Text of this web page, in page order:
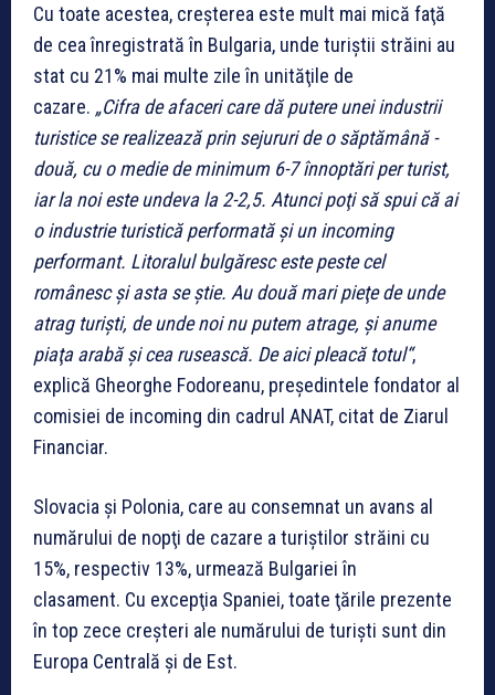
Cu toate acestea, creşterea este mult mai mică faţă
de cea înregistrată în Bulgaria, unde turiştii străini au
stat cu 21% mai multe zile în unităţile de
cazare. „Cifra de afaceri care dă putere unei industrii
turistice se realizează prin sejururi de o săptămână -
două, cu o medie de minimum 6-7 înnoptări per turist,
iar la noi este undeva la 2-2,5. Atunci poţi să spui că ai
o industrie turistică performată şi un incoming
performant. Litoralul bulgăresc este peste cel
românesc şi asta se ştie. Au două mari pieţe de unde
atrag turişti, de unde noi nu putem atrage, şi anume
piaţa arabă şi cea rusească. De aici pleacă totul“,
explică Gheorghe Fodoreanu, preşedintele fondator al
comisiei de incoming din cadrul ANAT, citat de Ziarul
Financiar.
Slovacia şi Polonia, care au consemnat un avans al
numărului de nopţi de cazare a turiştilor străini cu
15%, respectiv 13%, urmează Bulgariei în
clasament. Cu excepţia Spaniei, toate ţările prezente
în top zece creşteri ale numărului de turişti sunt din
Europa Centrală şi de Est.